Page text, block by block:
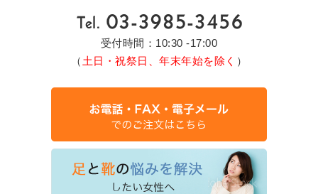
受付時間：10:30 -17:00
（ 土日・祝祭日、年末年始を除く ）